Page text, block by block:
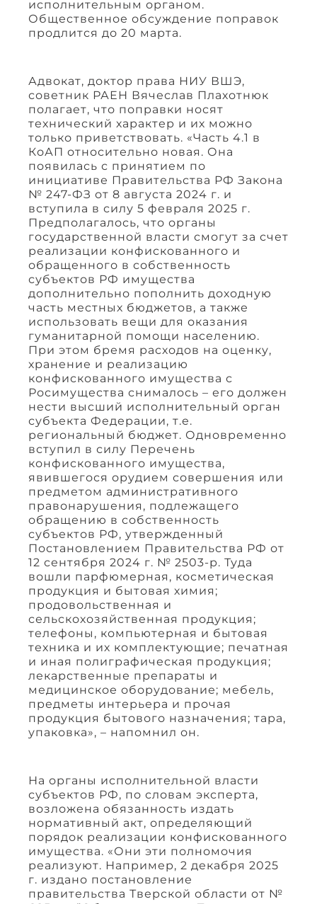
исполнительным органом.
Общественное обсуждение поправок
продлится до 20 марта.
Адвокат, доктор права НИУ ВШЭ,
советник РАЕН Вячеслав Плахотнюк
полагает, что поправки носят
технический характер и их можно
только приветствовать. «Часть 4.1 в
КоАП относительно новая. Она
появилась с принятием по
инициативе Правительства РФ Закона
№ 247-ФЗ от 8 августа 2024 г. и
вступила в силу 5 февраля 2025 г.
Предполагалось, что органы
государственной власти смогут за счет
реализации конфискованного и
обращенного в собственность
субъектов РФ имущества
дополнительно пополнить доходную
часть местных бюджетов, а также
использовать вещи для оказания
гуманитарной помощи населению.
При этом бремя расходов на оценку,
хранение и реализацию
конфискованного имущества с
Росимущества снималось – его должен
нести высший исполнительный орган
субъекта Федерации, т.е.
региональный бюджет. Одновременно
вступил в силу Перечень
конфискованного имущества,
явившегося орудием совершения или
предметом административного
правонарушения, подлежащего
обращению в собственность
субъектов РФ, утвержденный
Постановлением Правительства РФ от
12 сентября 2024 г. № 2503-р. Туда
вошли парфюмерная, косметическая
продукция и бытовая химия;
продовольственная и
сельскохозяйственная продукция;
телефоны, компьютерная и бытовая
техника и их комплектующие; печатная
и иная полиграфическая продукция;
лекарственные препараты и
медицинское оборудование; мебель,
предметы интерьера и прочая
продукция бытового назначения; тара,
упаковка», – напомнил он.
На органы исполнительной власти
субъектов РФ, по словам эксперта,
возложена обязанность издать
нормативный акт, определяющий
порядок реализации конфискованного
имущества. «Они эти полномочия
реализуют. Например, 2 декабря 2025
г. издано постановление
правительства Тверской области от №